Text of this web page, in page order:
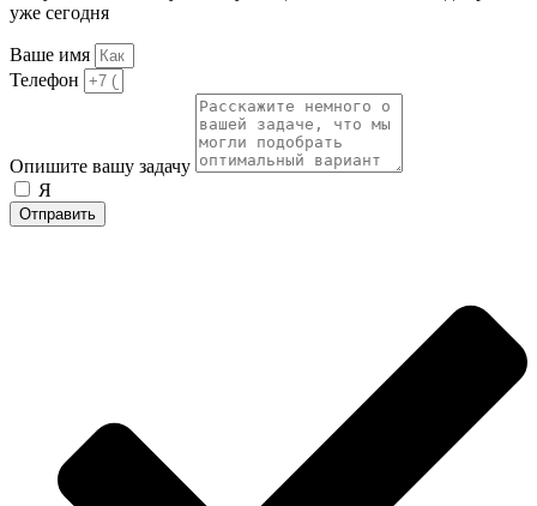
уже сегодня
Ваше имя
Телефон
Опишите вашу задачу
Я
Отправить